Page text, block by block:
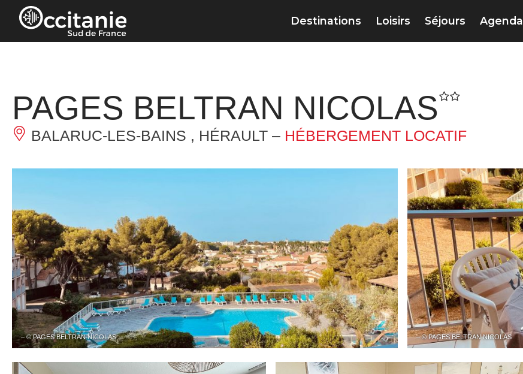
Panneau de gestion des cookies
Destinations Loisirs Séjours Agenda
PAGES BELTRAN NICOLAS
BALARUC-LES-BAINS , HÉRAULT – HÉBERGEMENT LOCATIF
– © PAGES BELTRAN NICOLAS – © PAGES BELTRAN NICOLAS